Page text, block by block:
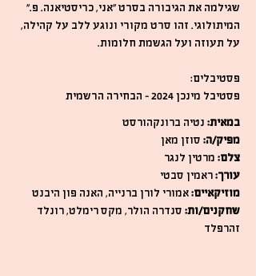
שגילמה את הגיבורה בסרט "אני, כריסטיאנה. פ."
המיתולוגי. זהו סרט מקורי ונוגע ללב על קהילה,
על תעוזה ועל הגשמת חלומות.
פסטיבלים:
פסטיבל מינכן 2024 – הבחירה הרשמית
במאית: נטיה ברונקהורסט
מפיק/ה: סוזן מאן
צלם: מרטין לנגר
עורך:ראמין סבטי
מוזיקאיים:אמורי לורן ברנייה, האנה פון היבנט
שחקנים/ות: סנדרה הולר, מקס רימלט, רונלד
זהרפלד